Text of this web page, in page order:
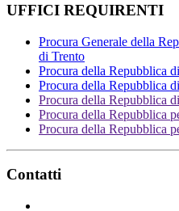
UFFICI REQUIRENTI
Procura Generale della
di Trento
Procura della Repubblica
Procura della Repubblica
Procura della Repubblica
Procura della Repubblica
Procura della Repubblica
Contatti